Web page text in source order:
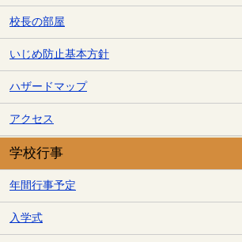
校長の部屋
いじめ防止基本方針
ハザードマップ
アクセス
学校行事
年間行事予定
入学式